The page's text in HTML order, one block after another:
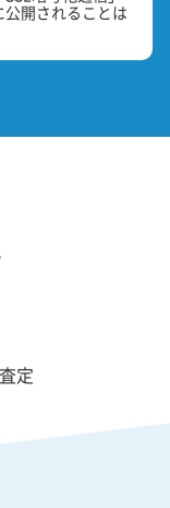
開されることは
定